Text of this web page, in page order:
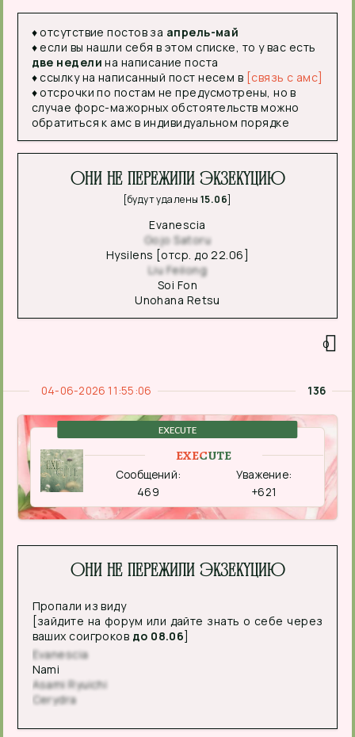
♦ отсутствие постов за апрель-май
♦ если вы нашли себя в этом списке, то у вас есть
две недели на написание поста
♦ ссылку на написанный пост несем в [связь с амс]
♦ отсрочки по постам не предусмотрены, но в
случае форс-мажорных обстоятельств можно
обратиться к амс в индивидуальном порядке
Они не пережили экзекуцию
[будут удалены15.06]
Evanescia
Gojo Satoru
Hysilens [отср. до 22.06]
Liu Feilong
Soi Fon
Unohana Retsu
0
136
04-06-2026 11:55:06
EXECUTE
EXECUTE
Сообщений:
469
Уважение:
+621
Они не пережили экзекуцию
Пропали из виду
[зайдите на форум или дайте знать о себе через
ваших соигроков до 08.06
Evanescia
Nami
Asami Ryuichi
Cerydra